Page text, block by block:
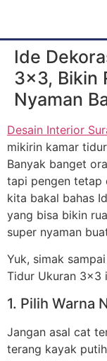
Ide
3×3, Bikin
Nyaman
Desain Interior
mikirin kamar
Banyak banget
tapi pengen tetap
kita bakal bahas
yang bisa bikin
super nyaman
Yuk, simak
Tidur Ukuran 3×3
1. Pilih Warna
Jangan asal cat
terang kayak